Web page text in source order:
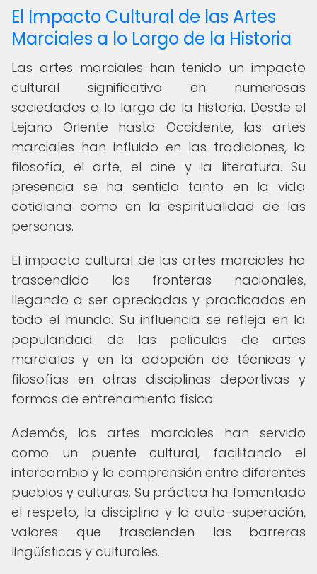
El Impacto Cultural de las Artes
Marciales a lo Largo de la Historia
Las artes marciales han tenido un impacto
cultural significativo en numerosas
sociedades a lo largo de la historia. Desde el
Lejano Oriente hasta Occidente, las artes
marciales han influido en las tradiciones, la
filosofía, el arte, el cine y la literatura. Su
presencia se ha sentido tanto en la vida
cotidiana como en la espiritualidad de las
personas.
El impacto cultural de las artes marciales ha
trascendido las fronteras nacionales,
llegando a ser apreciadas y practicadas en
todo el mundo. Su influencia se refleja en la
popularidad de las películas de artes
marciales y en la adopción de técnicas y
filosofías en otras disciplinas deportivas y
formas de entrenamiento físico.
Además, las artes marciales han servido
como un puente cultural, facilitando el
intercambio y la comprensión entre diferentes
pueblos y culturas. Su práctica ha fomentado
el respeto, la disciplina y la auto-superación,
valores que trascienden las barreras
lingüísticas y culturales.